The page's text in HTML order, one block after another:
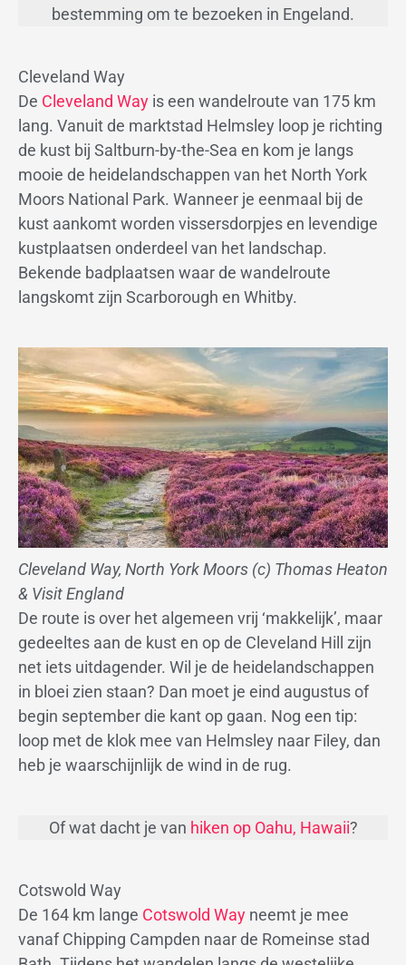
bestemming om te bezoeken in Engeland.
Cleveland Way
De Cleveland Way is een wandelroute van 175 km
lang. Vanuit de marktstad Helmsley loop je richting
de kust bij Saltburn-by-the-Sea en kom je langs
mooie de heidelandschappen van het North York
Moors National Park. Wanneer je eenmaal bij de
kust aankomt worden vissersdorpjes en levendige
kustplaatsen onderdeel van het landschap.
Bekende badplaatsen waar de wandelroute
langskomt zijn Scarborough en Whitby.
Cleveland Way, North York Moors (c) Thomas Heaton
& Visit England
De route is over het algemeen vrij ‘makkelijk’, maar
gedeeltes aan de kust en op de Cleveland Hill zijn
net iets uitdagender. Wil je de heidelandschappen
in bloei zien staan? Dan moet je eind augustus of
begin september die kant op gaan. Nog een tip:
loop met de klok mee van Helmsley naar Filey, dan
heb je waarschijnlijk de wind in de rug.
Of wat dacht je van hiken op Oahu, Hawaii?
Cotswold Way
De 164 km lange Cotswold Way neemt je mee
vanaf Chipping Campden naar de Romeinse stad